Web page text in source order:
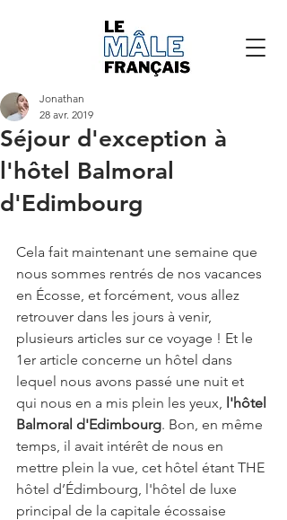
Séjour d'exception à
l'hôtel Balmoral
d'Edimbourg
Jonathan
28 avr. 2019
Cela fait maintenant une semaine que
nous sommes rentrés de nos vacances
en Écosse, et forcément, vous allez
retrouver dans les jours à venir,
plusieurs articles sur ce voyage ! Et le
1er article concerne un hôtel dans
lequel nous avons passé une nuit et
qui nous en a mis plein les yeux, l'hôtel
Balmoral d'Edimbourg. Bon, en même
temps, il avait intérêt de nous en
mettre plein la vue, cet hôtel étant THE
hôtel d’Édimbourg, l'hôtel de luxe
principal de la capitale écossaise